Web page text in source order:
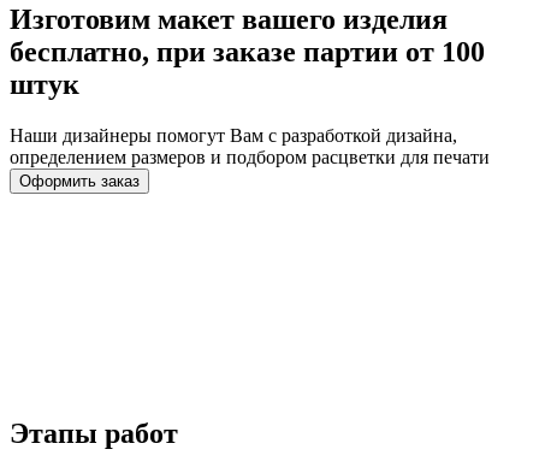
Изготовим макет вашего изделия
бесплатно, при заказе партии от 100
штук
Наши дизайнеры помогут Вам с разработкой дизайна,
определением размеров и подбором расцветки для печати
Оформить заказ
Этапы работ